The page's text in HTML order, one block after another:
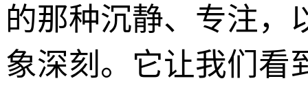
的那种沉静、专注，
象深刻。它让我们看